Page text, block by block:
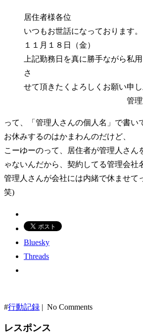
居住者様各位
いつもお世話になっております。
１１月１８日（金）
上記勤務日を真に勝手ながら私
さ
せて頂きたくよろしくお願い申し
管理室 （名
って、「管理人さんの個人名」で書い
お休みするのはかまわんのだけど、
こーゆーのって、居住者が管理人さん
ゃないんだから、契約してる管理会社
管理人さんが会社には内緒で休ませて
笑)
Bluesky
Threads
#行動記録 | No Comments
レスポンス